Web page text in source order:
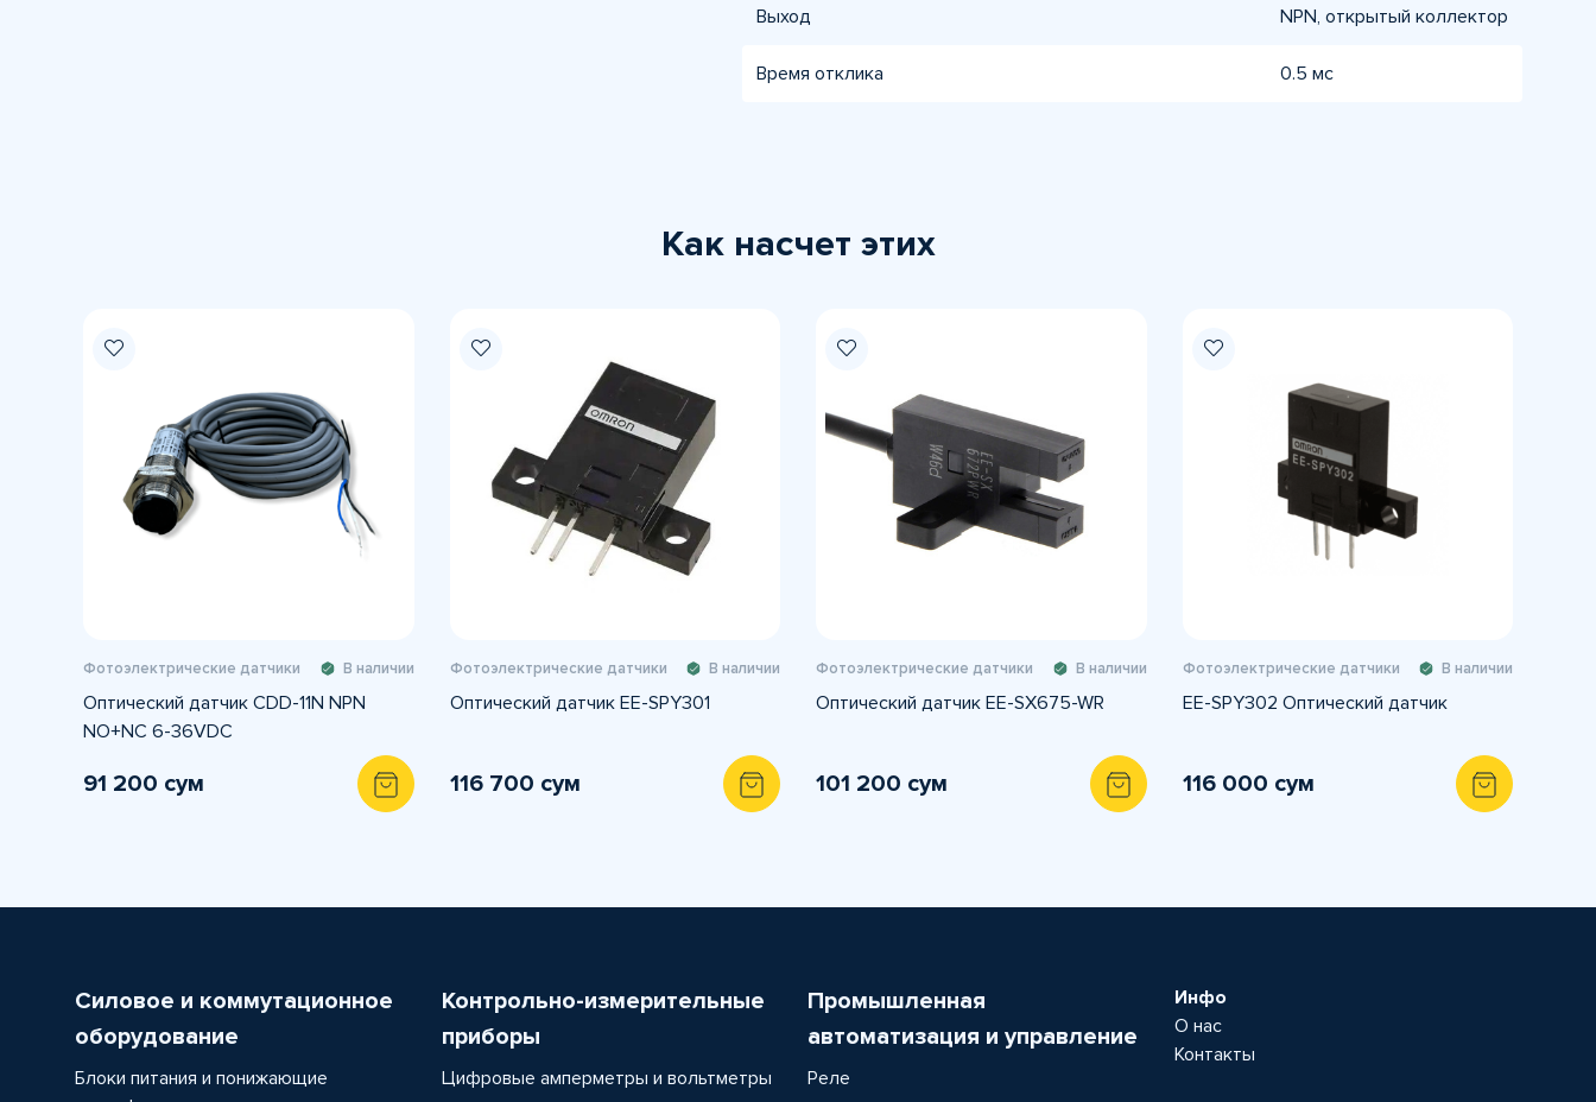
Выход NPN, открытый коллектор
Время отклика 0.5 мс
Как насчет этих
Фотоэлектрические датчики В наличии
Оптический датчик CDD-11N NPN
NO+NC 6-36VDC
91 200 сум
Фотоэлектрические датчики В наличии
Оптический датчик EE-SPY301
116 700 сум
Фотоэлектрические датчики В наличии
Оптический датчик EE-SX675-WR
101 200 сум
Фотоэлектрические датчики В наличии
EE-SPY302 Оптический датчик
116 000 сум
Силовое и коммутационное
оборудование
Блоки питания и понижающие
Контрольно-измерительные
приборы
Цифровые амперметры и вольтметры
Промышленная
автоматизация и управление
Реле
Инфо
О нас
Контакты